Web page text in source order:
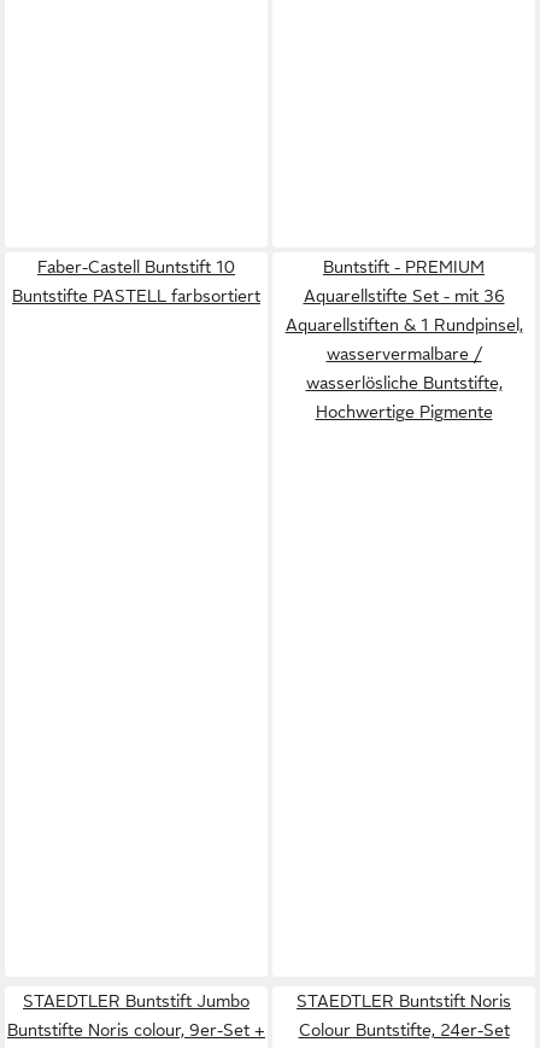
Faber-Castell Buntstift 10
Buntstifte PASTELL farbsortiert
Buntstift - PREMIUM
Aquarellstifte Set - mit 36
Aquarellstiften & 1 Rundpinsel,
wasservermalbare /
wasserlösliche Buntstifte,
Hochwertige Pigmente
STAEDTLER Buntstift Jumbo
Buntstifte Noris colour, 9er-Set +
STAEDTLER Buntstift Noris
Colour Buntstifte, 24er-Set